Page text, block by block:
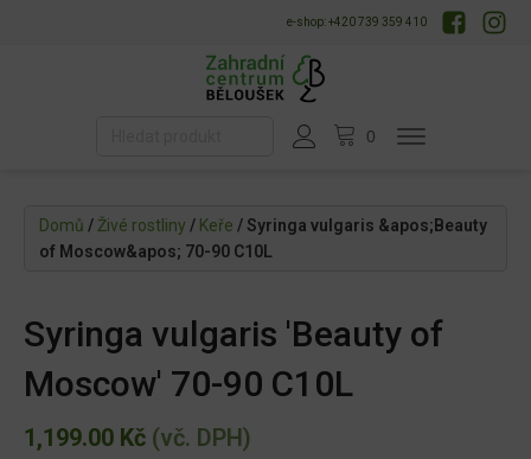
e-shop: +420 739 359 410
Domů /Živé rostliny / Keře / Syringa vulgaris &apos;Beauty
of Moscow&apos; 70-90 C10L
Syringa vulgaris 'Beauty of
Moscow' 70-90 C10L
1,199.00 Kč (vč. DPH)